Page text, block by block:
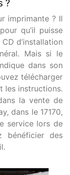
?
imprimante ? Il
qu’il puisse
d’installation
Mais si le
dans son
télécharger
les instructions.
la vente de
dans le 17170,
service lors de
bénéficier des